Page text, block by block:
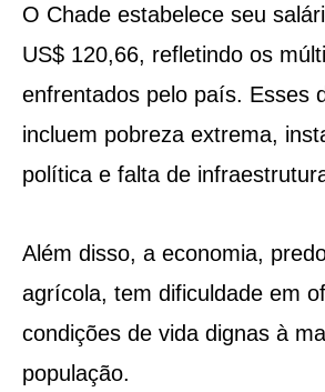
O Chade estabelece seu
US$ 120,66, refletindo os
enfrentados pelo país. Esses
incluem pobreza extrema,
política e falta de
Além disso, a economia,
agrícola, tem dificuldade em
condições de vida dignas à
população.